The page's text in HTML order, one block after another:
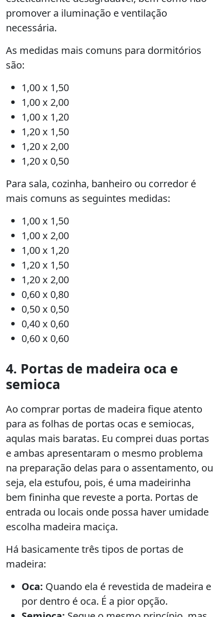
promover a iluminação e ventilação
necessária.
As medidas mais comuns para dormitórios
são:
1,00 x 1,50
1,00 x 2,00
1,00 x 1,20
1,20 x 1,50
1,20 x 2,00
1,20 x 0,50
Para sala, cozinha, banheiro ou corredor é
mais comuns as seguintes medidas:
1,00 x 1,50
1,00 x 2,00
1,00 x 1,20
1,20 x 1,50
1,20 x 2,00
0,60 x 0,80
0,50 x 0,50
0,40 x 0,60
0,60 x 0,60
4. Portas de madeira oca e
semioca
Ao comprar portas de madeira fique atento
para as folhas de portas ocas e semiocas,
aqulas mais baratas. Eu comprei duas portas
e ambas apresentaram o mesmo problema
na preparação delas para o assentamento, ou
seja, ela estufou, pois, é uma madeirinha
bem fininha que reveste a porta. Portas de
entrada ou locais onde possa haver umidade
escolha madeira maciça.
Há basicamente três tipos de portas de
madeira:
Oca: Quando ela é revestida de madeira e
por dentro é oca. É a pior opção.